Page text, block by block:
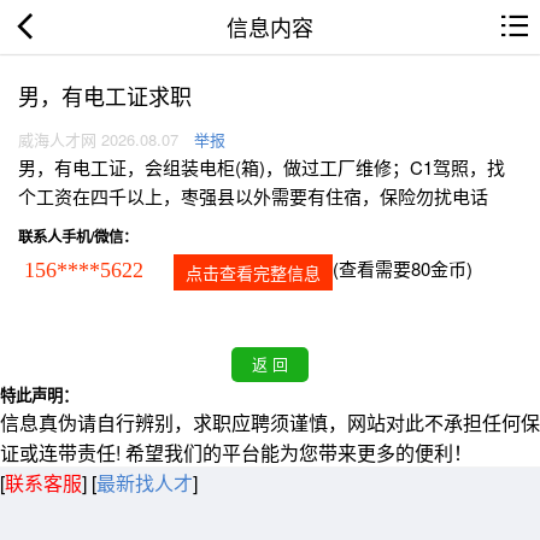
信息内容
男，有电工证求职
威海人才网 2026.08.07 举报
男，有电工证，会组装电柜(箱)，做过工厂维修；C1驾照，找
个工资在四千以上，枣强县以外需要有住宿，保险勿扰电话
联系人手机/微信：
156****5622 点击查看完整信息 (查看需要80金币)
特此声明：
信息真伪请自行辨别，求职应聘须谨慎，网站对此不承担任何保
证或连带责任! 希望我们的平台能为您带来更多的便利！
[联系客服] [最新找人才]